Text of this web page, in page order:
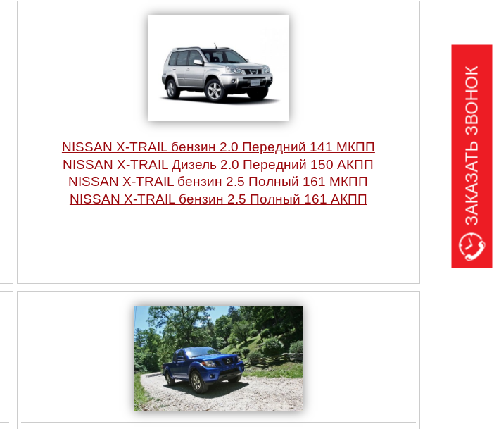
NISSAN X-TRAIL бензин 2.0 Передний 141 МКПП
NISSAN X-TRAIL Дизель 2.0 Передний 150 АКПП
NISSAN X-TRAIL бензин 2.5 Полный 161 МКПП
NISSAN X-TRAIL бензин 2.5 Полный 161 АКПП
ЗАКАЗАТЬ ЗВОНОК